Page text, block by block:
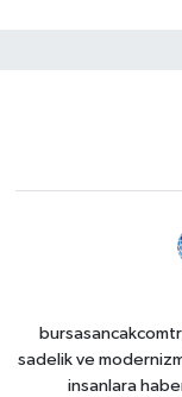
sadelik ve
insanlara